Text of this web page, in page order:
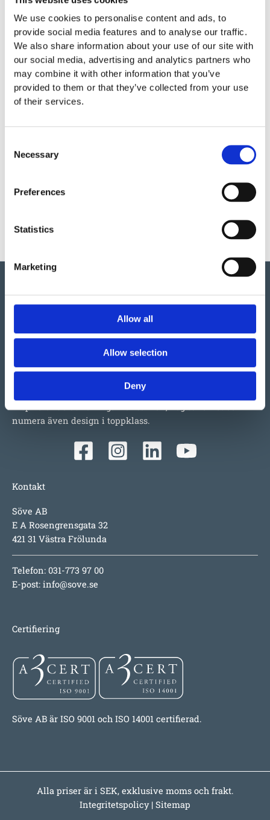
We use cookies to personalise content and ads, to
provide social media features and to analyse our traffic.
We also share information about your use of our site with
our social media, advertising and analytics partners who
may combine it with other information that you’ve
provided to them or that they’ve collected from your use
of their services.
Selection
Necessary
Preferences
Statistics
Marketing
Allow all
Allow selection
Deny
Monteringstid
Material
på hemsidan.
Vi har så mycket vi skulle vilja berätta om detta både
stora och lilla företag i Ulefoss, Norge. Ett familjeföretag
som i snart 50 år tillverkat och sålt lekplatsutrustning,
på produkterna i sig; underhållsfritt, lång garanti,
inspirerande utmaningar för barnen, hög säkerhet och
numera även design i toppklass.
Kontakt
Söve AB
E A Rosengrensgata 32
421 31 Västra Frölunda
Telefon: 031-773 97 00
E-post: info@sove.se
Certifiering
Söve AB är ISO 9001 och ISO 14001 certifierad.
Alla priser är i SEK, exklusive moms och frakt.
Integritetspolicy| Sitemap